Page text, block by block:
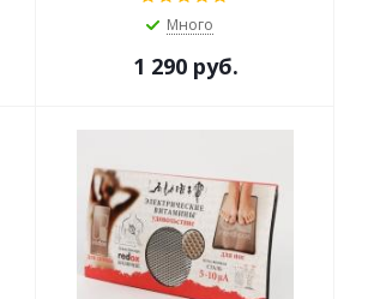
Много
1 290 руб.